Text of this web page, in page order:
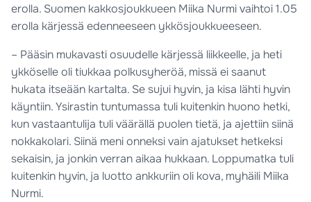
erolla. Suomen kakkosjoukkueen Miika Nurmi vaihtoi 1.05
erolla kärjessä edenneeseen ykkösjoukkueeseen.
– Pääsin mukavasti osuudelle kärjessä liikkeelle, ja heti
ykköselle oli tiukkaa polkusyheröä, missä ei saanut
hukata itseään kartalta. Se sujui hyvin, ja kisa lähti hyvin
käyntiin. Ysirastin tuntumassa tuli kuitenkin huono hetki,
kun vastaantulija tuli väärällä puolen tietä, ja ajettiin siinä
nokkakolari. Siinä meni onneksi vain ajatukset hetkeksi
sekaisin, ja jonkin verran aikaa hukkaan. Loppumatka tuli
kuitenkin hyvin, ja luotto ankkuriin oli kova, myhäili Miika
Nurmi.